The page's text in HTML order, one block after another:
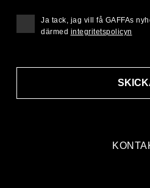
Ja tack, jag vill få GAFFAs
därmed integritetspolicyn